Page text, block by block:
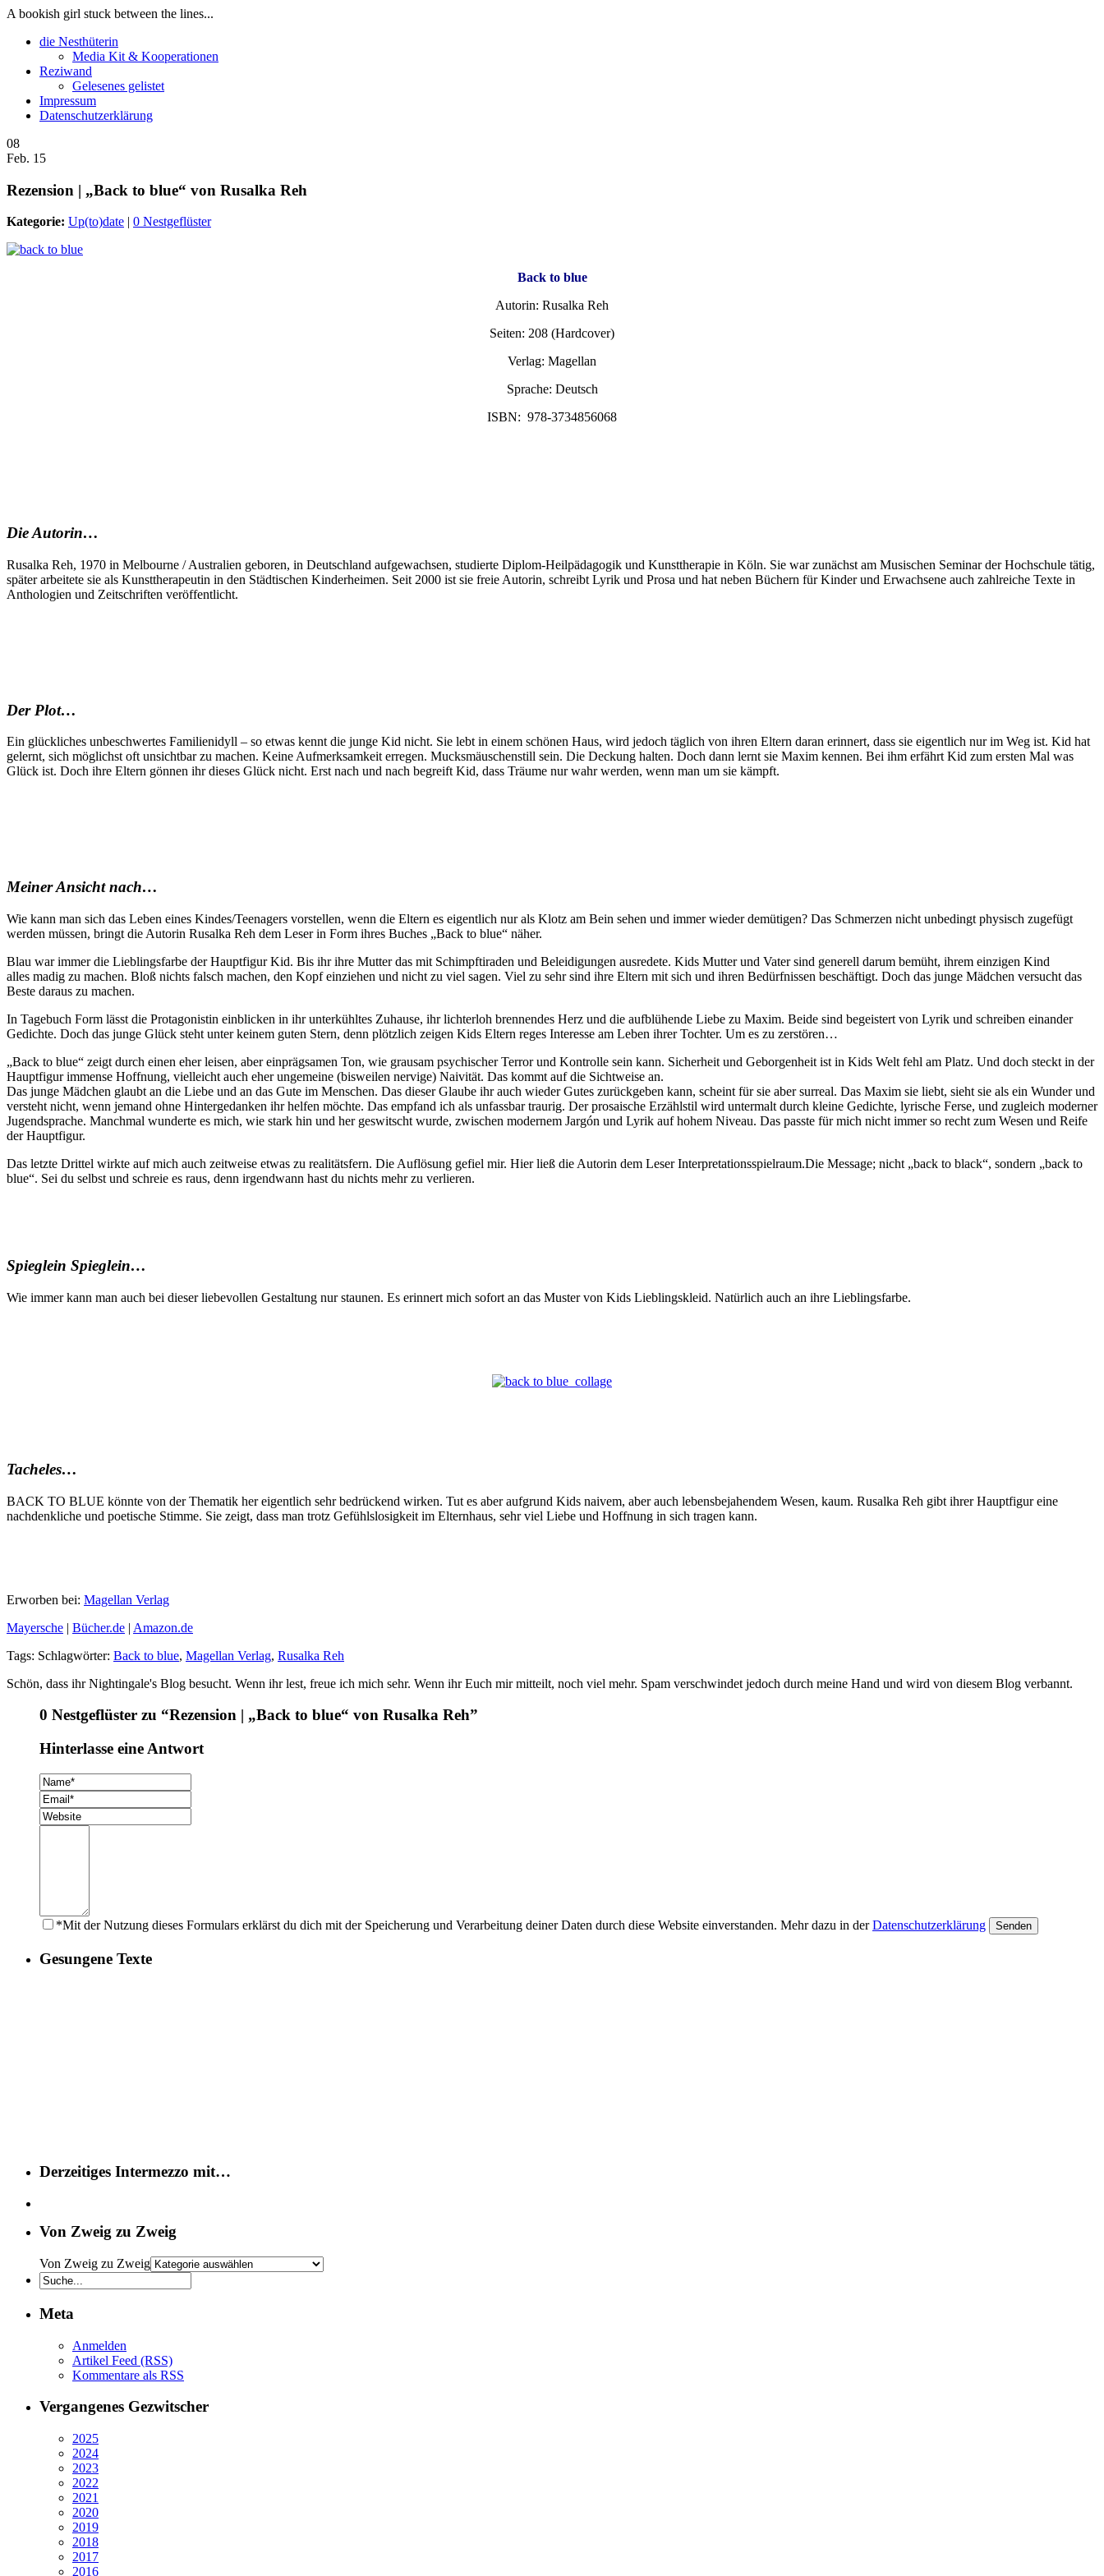
A bookish girl stuck between the lines...
die Nesthüterin
Media Kit & Kooperationen
Reziwand
Gelesenes gelistet
Impressum
Datenschutzerklärung
08
Feb. 15
Rezension | „Back to blue“ von Rusalka Reh
Kategorie: Up(to)date | 0 Nestgeflüster
Back to blue
Autorin: Rusalka Reh
Seiten: 208 (Hardcover)
Verlag: Magellan
Sprache: Deutsch
ISBN: 978-3734856068
Die Autorin…
Rusalka Reh, 1970 in Melbourne / Australien geboren, in Deutschland aufgewachsen, studierte Diplom-Heilpädagogik und Kunsttherapie in Köln. Sie war zunächst am Musischen Seminar der Hochschule tätig,
später arbeitete sie als Kunsttherapeutin in den Städtischen Kinderheimen. Seit 2000 ist sie freie Autorin, schreibt Lyrik und Prosa und hat neben Büchern für Kinder und Erwachsene auch zahlreiche Texte in
Anthologien und Zeitschriften veröffentlicht.
Der Plot…
Ein glückliches unbeschwertes Familienidyll – so etwas kennt die junge Kid nicht. Sie lebt in einem schönen Haus, wird jedoch täglich von ihren Eltern daran erinnert, dass sie eigentlich nur im Weg ist. Kid hat
gelernt, sich möglichst oft unsichtbar zu machen. Keine Aufmerksamkeit erregen. Mucksmäuschenstill sein. Die Deckung halten. Doch dann lernt sie Maxim kennen. Bei ihm erfährt Kid zum ersten Mal was
Glück ist. Doch ihre Eltern gönnen ihr dieses Glück nicht. Erst nach und nach begreift Kid, dass Träume nur wahr werden, wenn man um sie kämpft.
Meiner Ansicht nach…
Wie kann man sich das Leben eines Kindes/Teenagers vorstellen, wenn die Eltern es eigentlich nur als Klotz am Bein sehen und immer wieder demütigen? Das Schmerzen nicht unbedingt physisch zugefügt
werden müssen, bringt die Autorin Rusalka Reh dem Leser in Form ihres Buches „Back to blue“ näher.
Blau war immer die Lieblingsfarbe der Hauptfigur Kid. Bis ihr ihre Mutter das mit Schimpftiraden und Beleidigungen ausredete. Kids Mutter und Vater sind generell darum bemüht, ihrem einzigen Kind
alles madig zu machen. Bloß nichts falsch machen, den Kopf einziehen und nicht zu viel sagen. Viel zu sehr sind ihre Eltern mit sich und ihren Bedürfnissen beschäftigt. Doch das junge Mädchen versucht das
Beste daraus zu machen.
In Tagebuch Form lässt die Protagonistin einblicken in ihr unterkühltes Zuhause, ihr lichterloh brennendes Herz und die aufblühende Liebe zu Maxim. Beide sind begeistert von Lyrik und schreiben einander
Gedichte. Doch das junge Glück steht unter keinem guten Stern, denn plötzlich zeigen Kids Eltern reges Interesse am Leben ihrer Tochter. Um es zu zerstören…
„Back to blue“ zeigt durch einen eher leisen, aber einprägsamen Ton, wie grausam psychischer Terror und Kontrolle sein kann. Sicherheit und Geborgenheit ist in Kids Welt fehl am Platz. Und doch steckt in der
Hauptfigur immense Hoffnung, vielleicht auch eher ungemeine (bisweilen nervige) Naivität. Das kommt auf die Sichtweise an.
Das junge Mädchen glaubt an die Liebe und an das Gute im Menschen. Das dieser Glaube ihr auch wieder Gutes zurückgeben kann, scheint für sie aber surreal. Das Maxim sie liebt, sieht sie als ein Wunder und
versteht nicht, wenn jemand ohne Hintergedanken ihr helfen möchte. Das empfand ich als unfassbar traurig. Der prosaische Erzählstil wird untermalt durch kleine Gedichte, lyrische Ferse, und zugleich moderner
Jugendsprache. Manchmal wunderte es mich, wie stark hin und her geswitscht wurde, zwischen modernem Jargón und Lyrik auf hohem Niveau. Das passte für mich nicht immer so recht zum Wesen und Reife
der Hauptfigur.
Das letzte Drittel wirkte auf mich auch zeitweise etwas zu realitätsfern. Die Auflösung gefiel mir. Hier ließ die Autorin dem Leser Interpretationsspielraum.Die Message; nicht „back to black“, sondern „back to
blue“. Sei du selbst und schreie es raus, denn irgendwann hast du nichts mehr zu verlieren.
Spieglein Spieglein…
Wie immer kann man auch bei dieser liebevollen Gestaltung nur staunen. Es erinnert mich sofort an das Muster von Kids Lieblingskleid. Natürlich auch an ihre Lieblingsfarbe.
Tacheles…
BACK TO BLUE könnte von der Thematik her eigentlich sehr bedrückend wirken. Tut es aber aufgrund Kids naivem, aber auch lebensbejahendem Wesen, kaum. Rusalka Reh gibt ihrer Hauptfigur eine
nachdenkliche und poetische Stimme. Sie zeigt, dass man trotz Gefühlslosigkeit im Elternhaus, sehr viel Liebe und Hoffnung in sich tragen kann.
Erworben bei: Magellan Verlag
Mayersche | Bücher.de | Amazon.de
Tags: Schlagwörter: Back to blue, Magellan Verlag, Rusalka Reh
Schön, dass ihr Nightingale's Blog besucht. Wenn ihr lest, freue ich mich sehr. Wenn ihr Euch mir mitteilt, noch viel mehr. Spam verschwindet jedoch durch meine Hand und wird von diesem Blog verbannt.
0 Nestgeflüster zu “Rezension | „Back to blue“ von Rusalka Reh”
Hinterlasse eine Antwort
*Mit der Nutzung dieses Formulars erklärst du dich mit der Speicherung und Verarbeitung deiner Daten durch diese Website einverstanden. Mehr dazu in derDatenschutzerklärung
Gesungene Texte
Derzeitiges Intermezzo mit…
Von Zweig zu Zweig
Von Zweig zu Zweig
Meta
Anmelden
Artikel Feed (RSS)
Kommentare als RSS
Vergangenes Gezwitscher
2025
2024
2023
2022
2021
2020
2019
2018
2017
2016